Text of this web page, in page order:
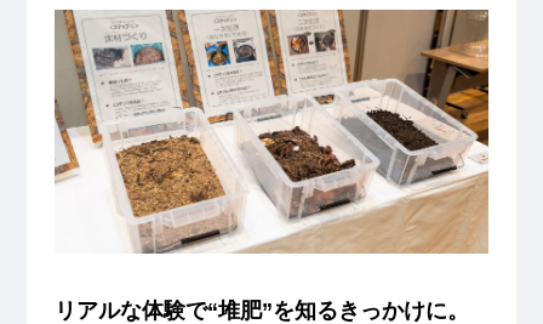
リアルな体験で“堆肥”を知るきっかけに。